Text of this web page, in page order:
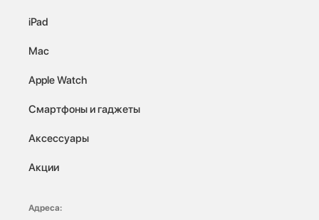
iPad
Mac
Apple Watch
Смартфоны и гаджеты
Аксессуары
Акции
Адреса: